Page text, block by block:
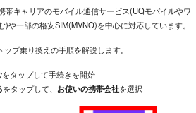
帯キャリアのモバイル通信サービス(UQモバイルやワ
や一部の格安SIM(MVNO)を中心に対応しています。
プ乗り換えの手順を解説します。
をタップして手続きを開始
をタップして、 お使いの携帯会社を選択